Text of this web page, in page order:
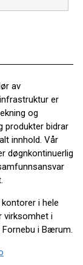
av
er
og
produkter bidrar
innhold. Vår
døgnkontinuerlig
i hele
virksomhet i
i Bærum.